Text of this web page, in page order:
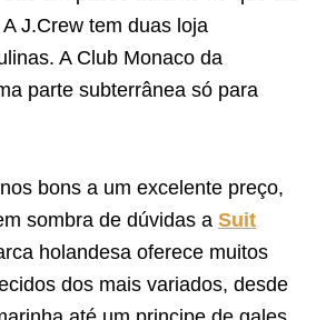
J.Crew tem duas loja
A Club Monaco da
parte subterrânea só para
bons a um excelente preço,
sombra de dúvidas a Suit
holandesa oferece muitos
dos mais variados, desde